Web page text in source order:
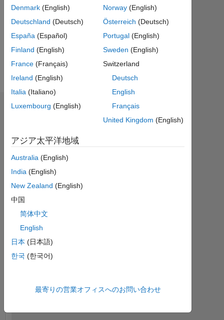
Following:
Follow
ダッシュボード
計
MATLAB Answers
コントリビューション
-2
-1
1
2
3
4
タイムライン
Denmark (English)
Deutschland (Deutsch)
España (Español)
Finland (English)
France (Français)
Ireland (English)
Italia (Italiano)
Luxembourg (English)
Norway (English)
Österreich (Deutsch)
Portugal (English)
Sweden (English)
Switzerland
Deutsch
English
Français
United Kingdom (English)
アジア太平洋地域
Australia (English)
India (English)
New Zealand (English)
中国
简体中文
English
日本 (日本語)
한국 (한국어)
最寄りの営業オフィスへのお問い合わせ